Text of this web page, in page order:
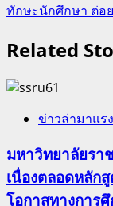
ทักษะนักศึกษา ต่อ
Related
ข่าวล่ามาแรง
มหาวิทยาลัยร
เนื่องตลอดหลัก
โอกาสทางการ